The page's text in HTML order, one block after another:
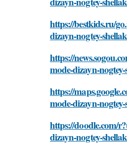
https://bestkids.ru/
dizayn-nogtey-
https://
mode-dizayn-
https://
mode-dizayn-
https://doodle.com/
dizayn-nogtey-